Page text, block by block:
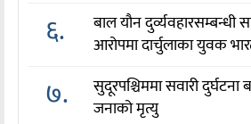
६.
बाल यौन दुर्व्यवहारसम्बन्धी
आरोपमा दार्चुलाका युवक
७.
सुदूरपश्चिममा सवारी दुर्घटना
जनाको मृत्यु